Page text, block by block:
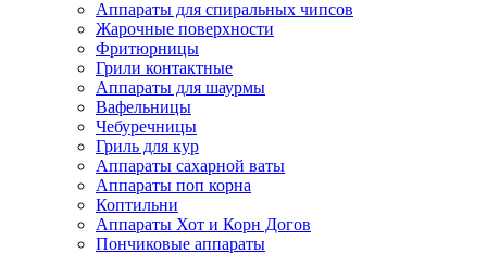
Аппараты для спиральных чипсов
Жарочные поверхности
Фритюрницы
Грили контактные
Аппараты для шаурмы
Вафельницы
Чебуречницы
Гриль для кур
Аппараты сахарной ваты
Аппараты поп корна
Коптильни
Аппараты Хот и Корн Догов
Пончиковые аппараты